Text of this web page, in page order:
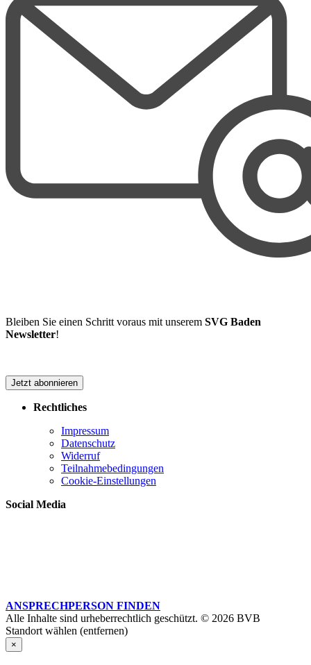
Bleiben Sie einen Schritt voraus mit unserem SVG Baden
Newsletter!
Jetzt abonnieren
Rechtliches
Impressum
Datenschutz
Widerruf
Teilnahmebedingungen
Cookie-Einstellungen
Social Media
ANSPRECHPERSON FINDEN
Alle Inhalte sind urheberrechtlich geschützt. © 2026 BVB
Standort wählen (entfernen)
×